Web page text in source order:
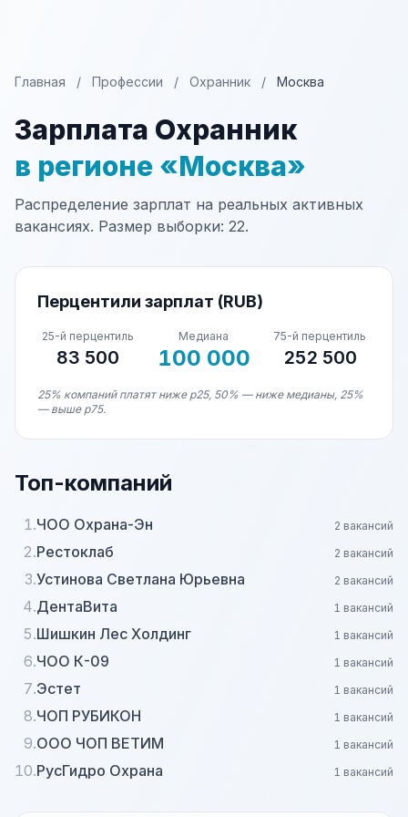
Главная / Профессии / Охранник / Москва
Зарплата Охранник
в регионе «Москва»
Распределение зарплат на реальных активных
вакансиях. Размер выборки: 22.
Перцентили зарплат (RUB)
25-й перцентиль
83 500
Медиана
100 000
75-й перцентиль
252 500
25% компаний платят ниже p25, 50% — ниже медианы, 25%
— выше p75.
Топ-компаний
1.ЧОО Охрана-Эн 2 вакансий
2.Рестоклаб 2 вакансий
3.Устинова Светлана Юрьевна 2 вакансий
4.ДентаВита 1 вакансий
5.Шишкин Лес Холдинг 1 вакансий
6.ЧОО К-09 1 вакансий
7.Эстет 1 вакансий
8.ЧОП РУБИКОН 1 вакансий
9.ООО ЧОП ВЕТИМ 1 вакансий
10.РусГидро Охрана 1 вакансий